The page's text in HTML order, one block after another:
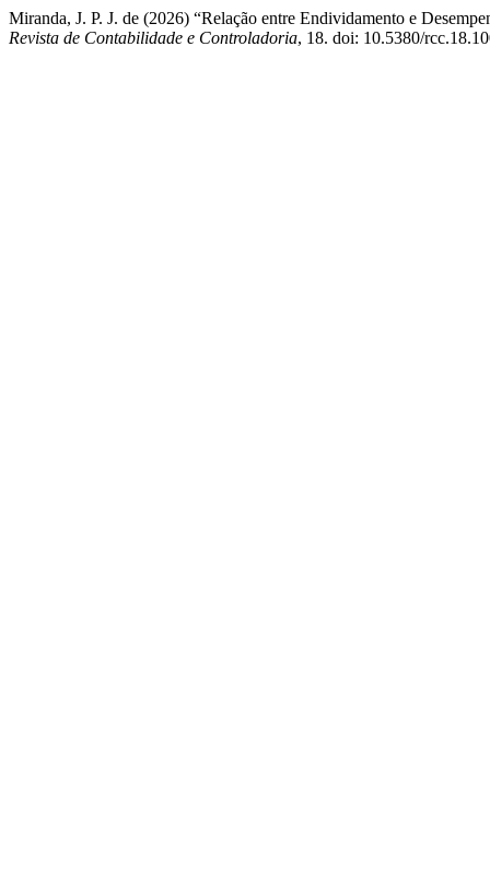
Miranda, J. P. J. de (2026) “Relação entre Endividamento e
Revista de Contabilidade e Controladoria, 18. doi: 10.5380/